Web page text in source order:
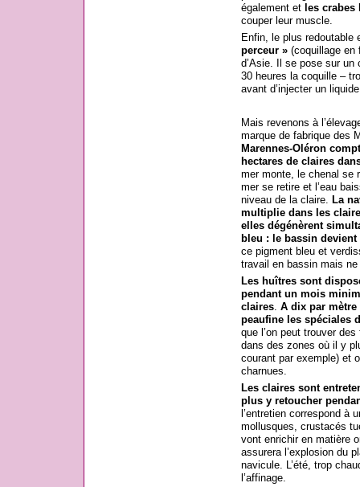
également et les crabes
couper leur muscle.
Enfin, le plus redoutable
perceur »(coquillage en
d’Asie. Il se pose sur un
30 heures la coquille –
avant d’injecter un
Mais revenons à
marque de fabrique des
Marennes-Oléron
hectares de claires
mer monte, le chenal se
mer se retire et l’eau
niveau de la claire. La
multiplie dans les
elles dégénèrent
bleu : le bassin
ce pigment bleu et
travail en bassin mais
Les huîtres sont
pendant un mois
claires. A dix par mètre
peaufine les spéciales
que l’on peut trouver
dans des zones où il y
courant par exemple) et
charnues.
Les claires sont
plus y retoucher
l’entretien correspond à
mollusques, crustacés
vont enrichir en matière
assurera l’explosion du
navicule. L’été, trop
l’affinage.